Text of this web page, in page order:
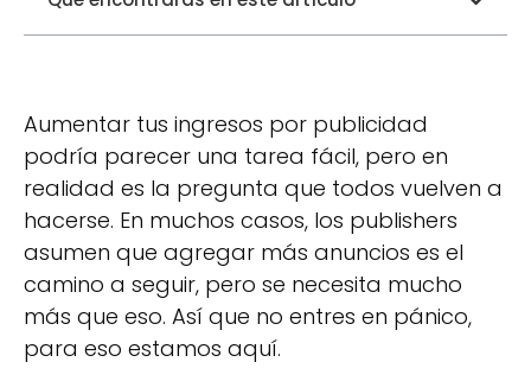
Aumentar tus ingresos por publicidad
podría parecer una tarea fácil, pero en
realidad es la pregunta que todos vuelven a
hacerse. En muchos casos, los publishers
asumen que agregar más anuncios es el
camino a seguir, pero se necesita mucho
más que eso. Así que no entres en pánico,
para eso estamos aquí.